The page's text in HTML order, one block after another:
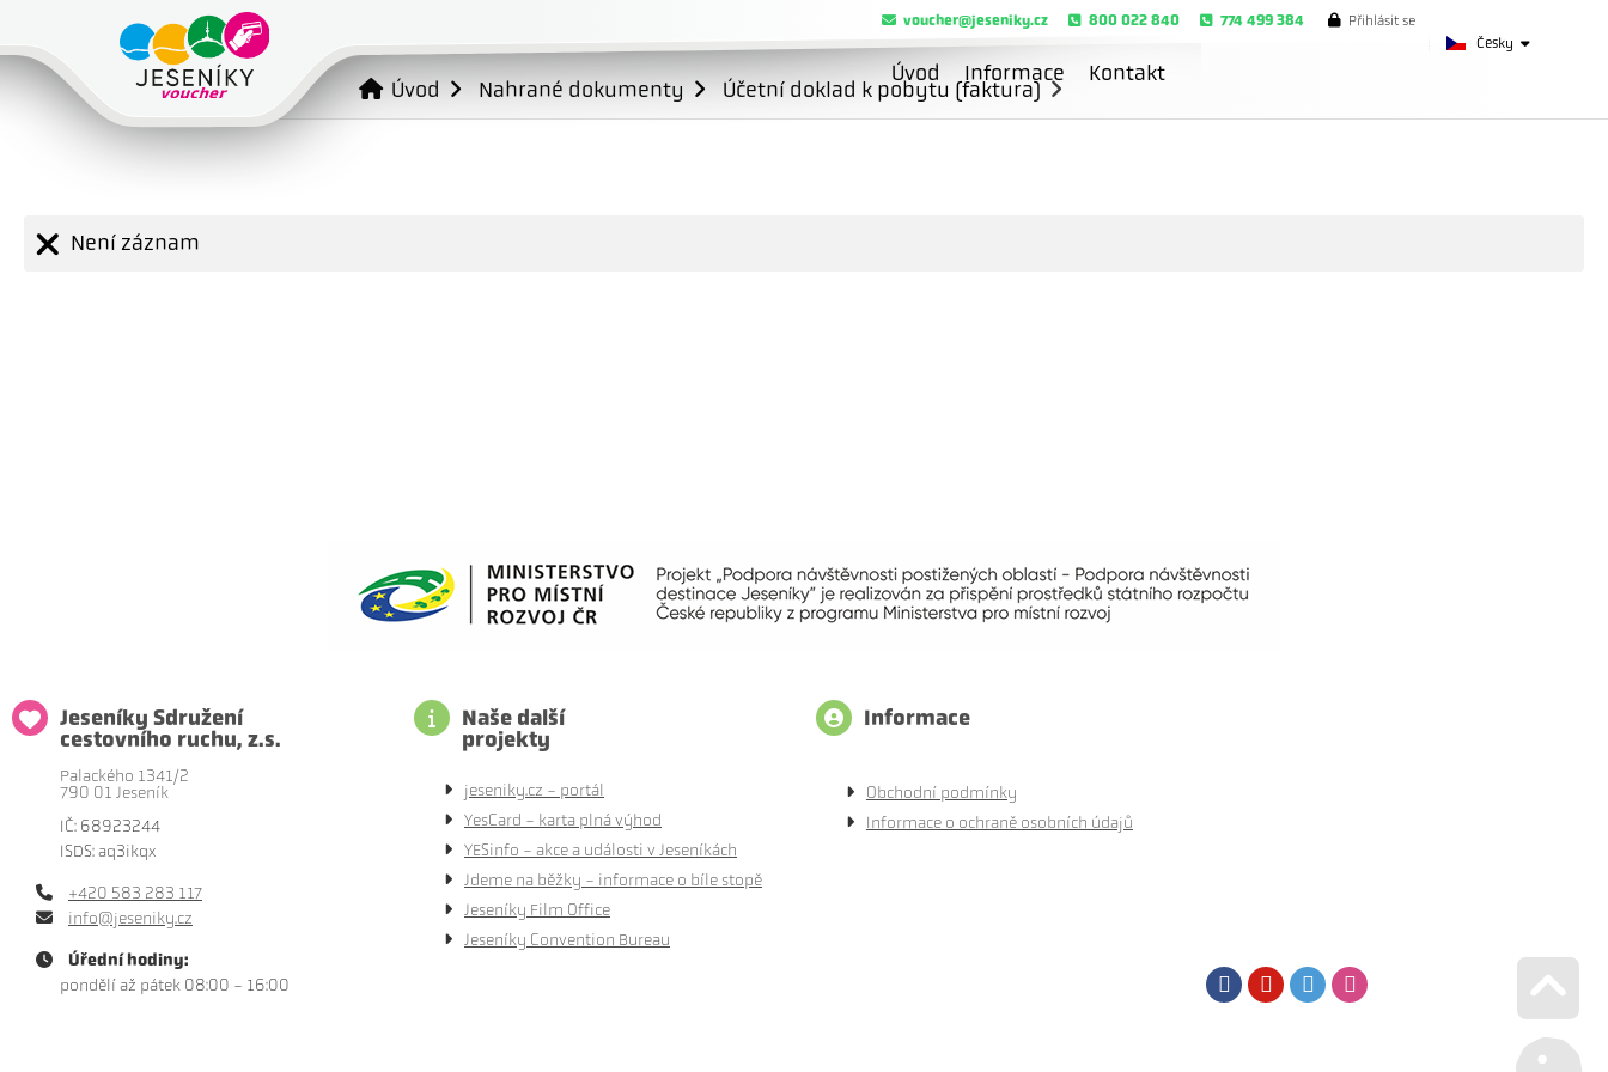
Česky
voucher@jeseniky.cz 800 022 840 774 499 384 Přihlásit se
Úvod Informace Kontakt
Úvod Nahrané dokumenty Účetní doklad k pobytu (faktura)
Není záznam
Jeseníky Sdružení
cestovního ruchu, z.s.
Palackého 1341/2
790 01 Jeseník
IČ: 68923244
ISDS: aq3ikqx
+420 583 283 117
info@jeseniky.cz
Úřední hodiny:
pondělí až pátek 08:00 - 16:00
Naše další
projekty
jeseniky.cz - portál
YesCard - karta plná výhod
YESinfo - akce a události v Jeseníkách
Jdeme na běžky - informace o bíle stopě
Jeseníky Film Office
Jeseníky Convention Bureau
Informace
Obchodní podmínky
Informace o ochraně osobních údajů
FacebookYoutubeTwitter
Go